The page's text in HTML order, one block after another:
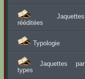
Jaquettes
rééditées
Typologie
Jaquettes par
types